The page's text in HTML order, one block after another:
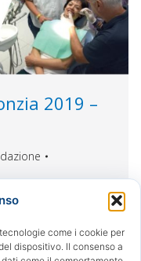
come i cookie per
dispositivo. Il consenso a
2019 –
di pazienti
Board of
DI